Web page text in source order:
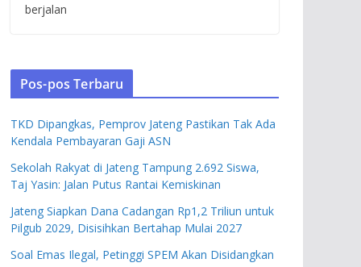
berjalan
Pos-pos Terbaru
TKD Dipangkas, Pemprov Jateng Pastikan Tak Ada
Kendala Pembayaran Gaji ASN
Sekolah Rakyat di Jateng Tampung 2.692 Siswa,
Taj Yasin: Jalan Putus Rantai Kemiskinan
Jateng Siapkan Dana Cadangan Rp1,2 Triliun untuk
Pilgub 2029, Disisihkan Bertahap Mulai 2027
Soal Emas Ilegal, Petinggi SPEM Akan Disidangkan